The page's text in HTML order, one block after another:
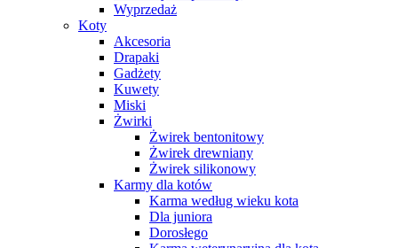
Wyprzedaż
Koty
Akcesoria
Drapaki
Gadżety
Kuwety
Miski
Żwirki
Żwirek bentonitowy
Żwirek drewniany
Żwirek silikonowy
Karmy dla kotów
Karma według wieku kota
Dla juniora
Dorosłego